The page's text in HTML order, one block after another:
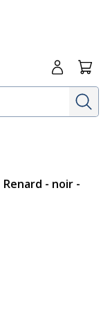
Me
- noir -